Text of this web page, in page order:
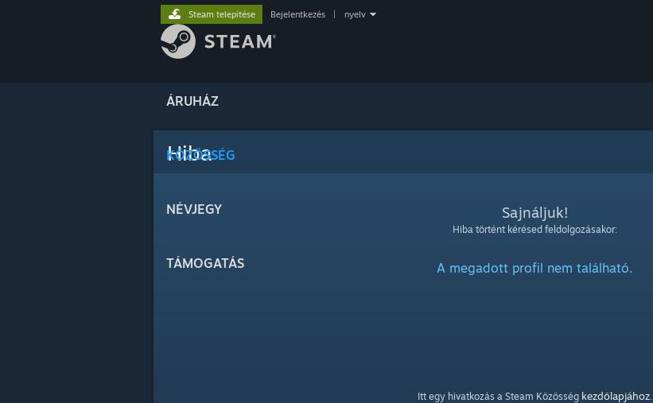
ÁRUHÁZ
KÖZÖSSÉG
NÉVJEGY
TÁMOGATÁS
Steam telepítése Bejelentkezés nyelv
Hiba
Sajnáljuk!
Hiba történt kérésed feldolgozásakor:
A megadott profil nem található.
Itt egy hivatkozás a Steam Közösség kezdőlapjához.